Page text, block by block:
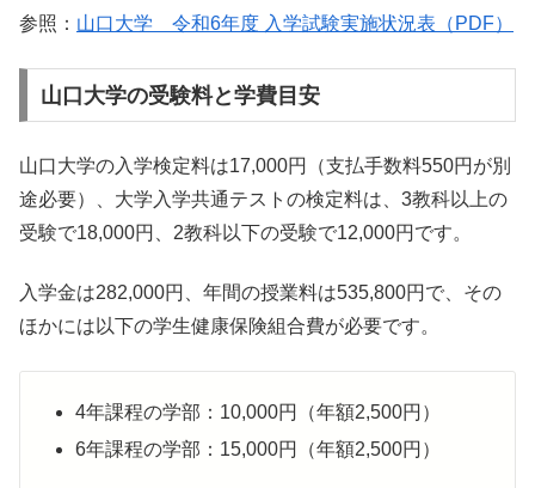
参照： 山口大学 令和6年度 入学試験実施状況表（PDF）
山口大学の受験料と学費目安
山口大学の入学検定料は17,000円（支払手数料550円が別
途必要）、大学入学共通テストの検定料は、3教科以上の
受験で18,000円、2教科以下の受験で12,000円です。
入学金は282,000円、年間の授業料は535,800円で、その
ほかには以下の学生健康保険組合費が必要です。
4年課程の学部：10,000円（年額2,500円）
6年課程の学部：15,000円（年額2,500円）